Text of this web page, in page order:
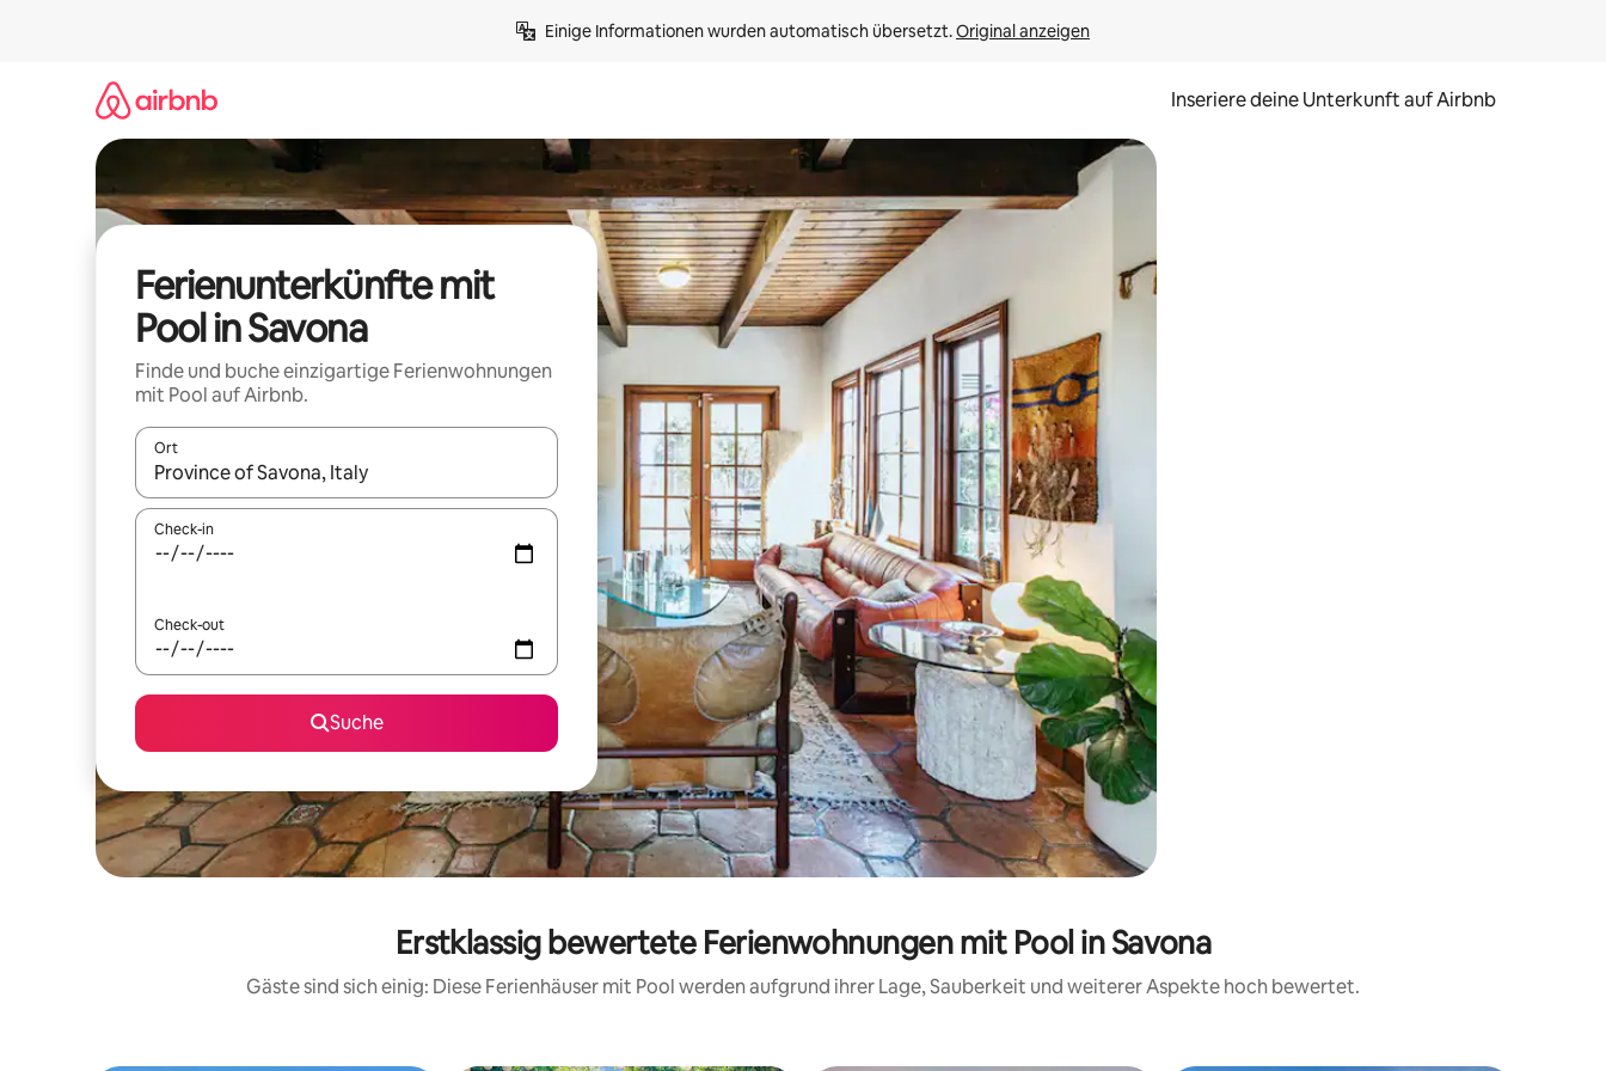
Einige Informationen wurden automatisch übersetzt. Original anzeigen
Inseriere deine Unterkunft auf Airbnb
Ferienunterkünfte mit
Pool in Savona
Finde und buche einzigartige Ferienwohnungen
mit Pool auf Airbnb.
Ort
Wenn Ergebnisse verfügbar sind, navigiere mit den Pfeiltasten nach oben und unten oder erkunde die Ergebnisse durch Berühren oder Wischgesten.
Check-in
Check-out
Suche
Erstklassig bewertete Ferienwohnungen mit Pool in Savona
Gäste sind sich einig: Diese Ferienhäuser mit Pool werden aufgrund ihrer Lage, Sauberkeit und weiterer Aspekte hoch bewertet.